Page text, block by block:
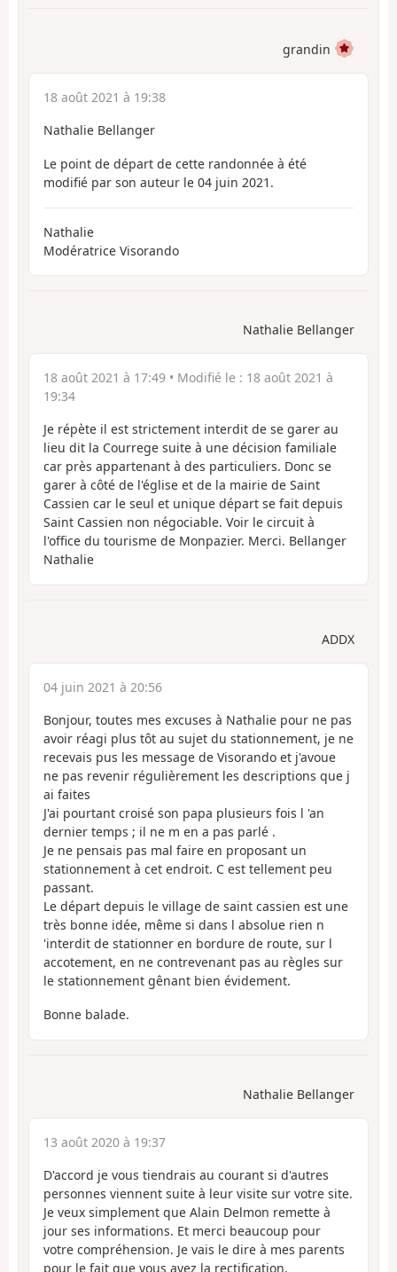
grandin
18 août 2021 à 19:38
Nathalie Bellanger
Le point de départ de cette randonnée à été
modifié par son auteur le 04 juin 2021.
Nathalie
Modératrice Visorando
Nathalie Bellanger
18 août 2021 à 17:49 • Modifié le : 18 août 2021 à
19:34
Je répète il est strictement interdit de se garer au
lieu dit la Courrege suite à une décision familiale
car près appartenant à des particuliers. Donc se
garer à côté de l'église et de la mairie de Saint
Cassien car le seul et unique départ se fait depuis
Saint Cassien non négociable. Voir le circuit à
l'office du tourisme de Monpazier. Merci. Bellanger
Nathalie
ADDX
04 juin 2021 à 20:56
Bonjour, toutes mes excuses à Nathalie pour ne pas
avoir réagi plus tôt au sujet du stationnement, je ne
recevais pus les message de Visorando et j'avoue
ne pas revenir régulièrement les descriptions que j
ai faites
J'ai pourtant croisé son papa plusieurs fois l 'an
dernier temps ; il ne m en a pas parlé .
Je ne pensais pas mal faire en proposant un
stationnement à cet endroit. C est tellement peu
passant.
Le départ depuis le village de saint cassien est une
très bonne idée, même si dans l absolue rien n
'interdit de stationner en bordure de route, sur l
accotement, en ne contrevenant pas au règles sur
le stationnement gênant bien évidement.
Bonne balade.
Nathalie Bellanger
13 août 2020 à 19:37
D'accord je vous tiendrais au courant si d'autres
personnes viennent suite à leur visite sur votre site.
Je veux simplement que Alain Delmon remette à
jour ses informations. Et merci beaucoup pour
votre compréhension. Je vais le dire à mes parents
pour le fait que vous avez la rectification.